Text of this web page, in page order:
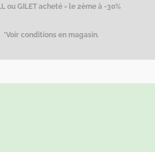
ou GILET acheté = le 2ème à -30%
*Voir conditions en magasin.